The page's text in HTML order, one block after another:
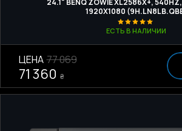
24.1" BENQ ZOWIE XL2586X+,
1920Х1080
ЕСТЬ В НАЛИЧИИ
ЦЕНА 77 069
71 360 ₴